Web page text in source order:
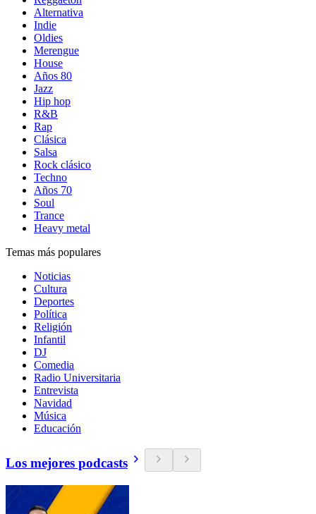
Alternativa
Indie
Oldies
Merengue
House
Años 80
Jazz
Hip hop
R&B
Rap
Clásica
Salsa
Rock clásico
Techno
Años 70
Soul
Trance
Heavy metal
Temas más populares
Noticias
Cultura
Deportes
Política
Religión
Infantil
DJ
Comedia
Radio Universitaria
Entrevista
Navidad
Música
Educación
Los mejores podcasts